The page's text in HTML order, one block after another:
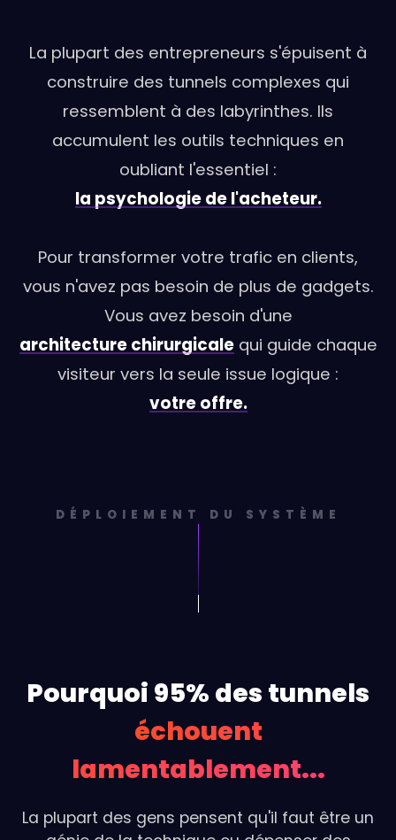
La plupart des entrepreneurs s'épuisent à
construire des tunnels complexes qui
ressemblent à des labyrinthes. Ils
accumulent les outils techniques en
oubliant l'essentiel :
la psychologie de l'acheteur.
Pour transformer votre trafic en clients,
vous n'avez pas besoin de plus de gadgets.
Vous avez besoin d'une
architecture chirurgicalequi guide chaque
visiteur vers la seule issue logique :
votre offre.
DÉPLOIEMENT DU SYSTÈME
Pourquoi 95% des tunnels
échouent
lamentablement...
La plupart des gens pensent qu'il faut être un